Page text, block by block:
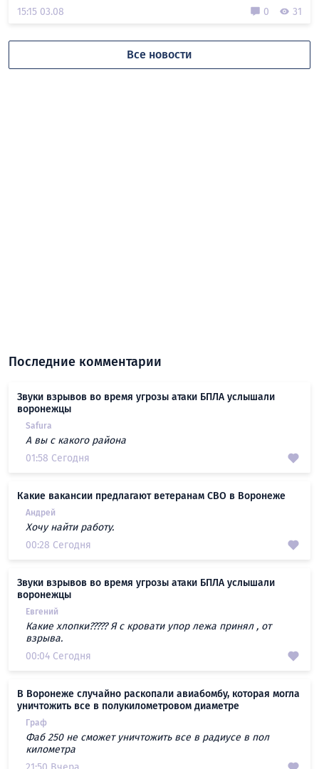
15:15 03.08 0 31
Все новости
Последние комментарии
Звуки взрывов во время угрозы атаки БПЛА услышали
воронежцы
Safura
А вы с какого района
01:58 Сегодня
Какие вакансии предлагают ветеранам СВО в Воронеже
Андрей
Хочу найти работу.
00:28 Сегодня
Звуки взрывов во время угрозы атаки БПЛА услышали
воронежцы
Евгений
Какие хлопки????? Я с кровати упор лежа принял , от
взрыва.
00:04 Сегодня
В Воронеже случайно раскопали авиабомбу, которая могла
уничтожить все в полукилометровом диаметре
Граф
Фаб 250 не сможет уничтожить все в радиусе в пол
километра